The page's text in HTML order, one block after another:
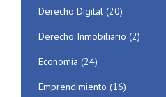
Derecho Digital (20)
Derecho Inmobiliario (2)
Economía (24)
Emprendimiento (16)